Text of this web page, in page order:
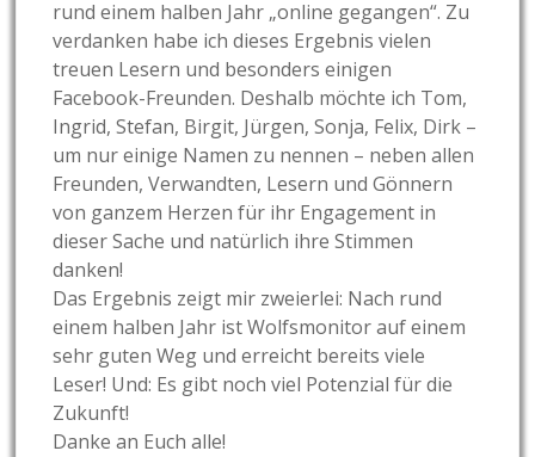
rund einem halben Jahr „online gegangen“. Zu
verdanken habe ich dieses Ergebnis vielen
treuen Lesern und besonders einigen
Facebook-Freunden. Deshalb möchte ich Tom,
Ingrid, Stefan, Birgit, Jürgen, Sonja, Felix, Dirk –
um nur einige Namen zu nennen – neben allen
Freunden, Verwandten, Lesern und Gönnern
von ganzem Herzen für ihr Engagement in
dieser Sache und natürlich ihre Stimmen
danken!
Das Ergebnis zeigt mir zweierlei: Nach rund
einem halben Jahr ist Wolfsmonitor auf einem
sehr guten Weg und erreicht bereits viele
Leser! Und: Es gibt noch viel Potenzial für die
Zukunft!
Danke an Euch alle!